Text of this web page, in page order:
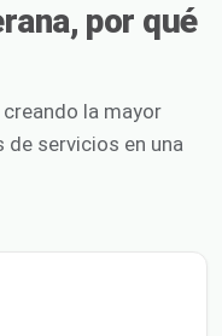
por qué
la mayor
servicios en una